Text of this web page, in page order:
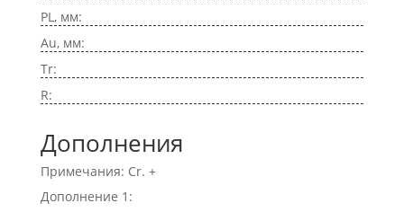
PL, мм:
Au, мм:
Tr:
R:
Дополнения
Примечания: Cr. +
Дополнение 1: